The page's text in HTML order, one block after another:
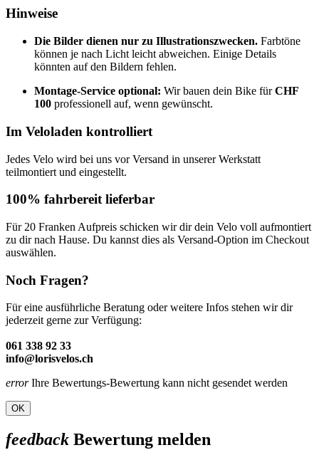
Hinweise
Die Bilder dienen nur zu Illustrationszwecken. Farbtöne
können je nach Licht leicht abweichen. Einige Details
könnten auf den Bildern fehlen.
Montage-Service optional: Wir bauen dein Bike fürCHF
100 professionell auf, wenn gewünscht.
Im Veloladen kontrolliert
Jedes Velo wird bei uns vor Versand in unserer Werkstatt
teilmontiert und eingestellt.
100% fahrbereit lieferbar
Für 20 Franken Aufpreis schicken wir dir dein Velo voll aufmontiert
zu dir nach Hause. Du kannst dies als Versand-Option im Checkout
auswählen.
Noch Fragen?
Für eine ausführliche Beratung oder weitere Infos stehen wir dir
jederzeit gerne zur Verfügung:
061 338 92 33
info@lorisvelos.ch
errorIhre Bewertungs-Bewertung kann nicht gesendet werden
OK
feedback Bewertung melden